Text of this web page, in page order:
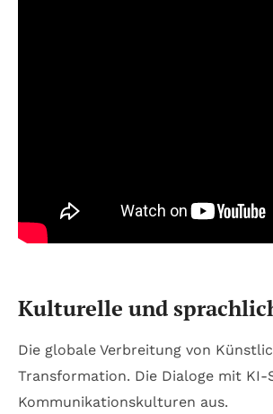
Kulturelle und
Die globale Verbreitung von
Transformation. Die Dialoge mit
Kommunikationskulturen aus.